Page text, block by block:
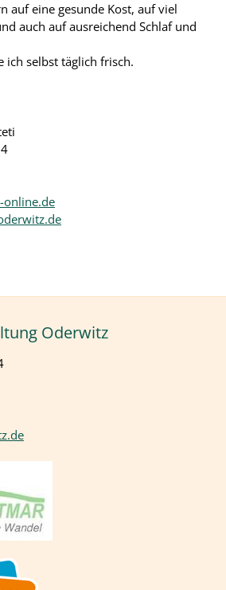
auf eine gesunde Kost, auf viel
auch auf ausreichend Schlaf und
ich selbst täglich frisch.
online.de
Oderwitz